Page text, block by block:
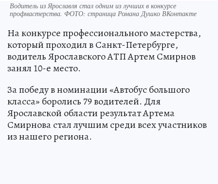
Водитель из Ярославля стал одним из лучших в конкурсе
профмастерства. ФОТО: страница Романа Душко ВКонтакте
На конкурсе профессионального мастерства,
который проходил в Санкт-Петербурге,
водитель Ярославского АТП Артем Смирнов
занял 10-е место.
За победу в номинации «Автобус большого
класса» боролись 79 водителей. Для
Ярославской области результат Артема
Смирнова стал лучшим среди всех участников
из нашего региона.